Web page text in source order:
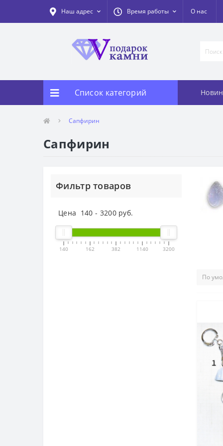
Наш адрес Время работы О нас
Список категорий
Сапфирин
Сапфирин
Фильтр товаров
Цена 140 - 3200руб.
140 162 382 1140 3200